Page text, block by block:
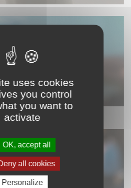
uses cookies
you control
you want to
activate
OK, accept all
all cookies
Personalize